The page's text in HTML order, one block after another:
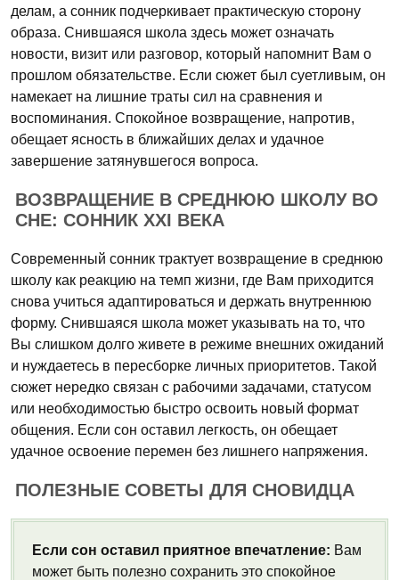
делам, а сонник подчеркивает практическую сторону
образа. Снившаяся школа здесь может означать
новости, визит или разговор, который напомнит Вам о
прошлом обязательстве. Если сюжет был суетливым, он
намекает на лишние траты сил на сравнения и
воспоминания. Спокойное возвращение, напротив,
обещает ясность в ближайших делах и удачное
завершение затянувшегося вопроса.
ВОЗВРАЩЕНИЕ В СРЕДНЮЮ ШКОЛУ ВО
СНЕ: СОННИК XXI ВЕКА
Современный сонник трактует возвращение в среднюю
школу как реакцию на темп жизни, где Вам приходится
снова учиться адаптироваться и держать внутреннюю
форму. Снившаяся школа может указывать на то, что
Вы слишком долго живете в режиме внешних ожиданий
и нуждаетесь в пересборке личных приоритетов. Такой
сюжет нередко связан с рабочими задачами, статусом
или необходимостью быстро освоить новый формат
общения. Если сон оставил легкость, он обещает
удачное освоение перемен без лишнего напряжения.
ПОЛЕЗНЫЕ СОВЕТЫ ДЛЯ СНОВИДЦА
Если сон оставил приятное впечатление: Вам
может быть полезно сохранить это спокойное